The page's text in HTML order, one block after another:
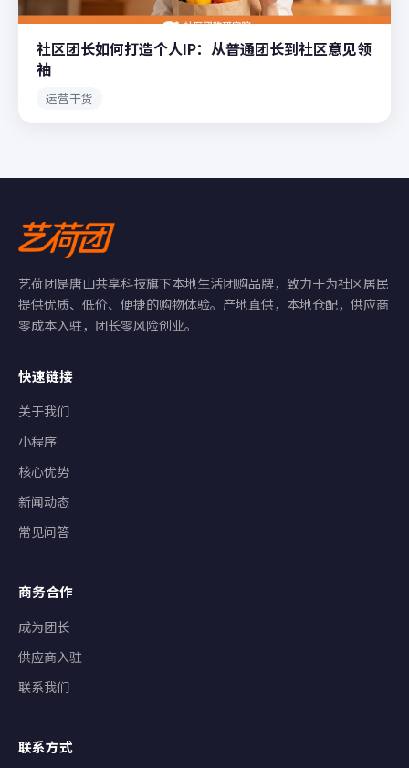
社区团长如何打造个人IP：从普通团长到社区意见领
袖
运营干货
艺荷团是唐山共享科技旗下本地生活团购品牌，致力于为社区居民
提供优质、低价、便捷的购物体验。产地直供，本地仓配，供应商
零成本入驻，团长零风险创业。
快速链接
关于我们
小程序
核心优势
新闻动态
常见问答
商务合作
成为团长
供应商入驻
联系我们
联系方式